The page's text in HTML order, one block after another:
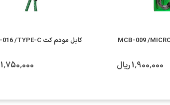
1٬900٬000 ریال
کابل مودم کت MCB-016 /TYPE-C
1٬750٬000 ریال